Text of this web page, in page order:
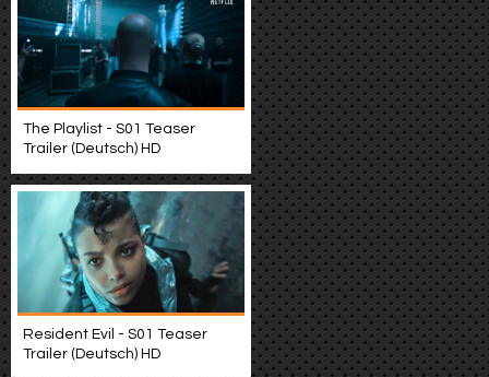
The Playlist - S01 Teaser
Trailer (Deutsch) HD
Resident Evil - S01 Teaser
Trailer (Deutsch) HD